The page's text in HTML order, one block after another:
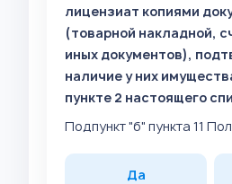
лицензиат копиями
(товарной накладной,
иных документов),
наличие у них
пункте 2 настоящего
Подпункт "б" пункта 11
Да